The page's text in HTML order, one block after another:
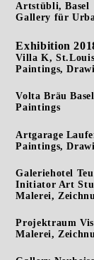
Artstübli, Basel
Gallery für
Exhibition
Villa K, St.Louis
Paintings,
Volta Bräu Basel
Paintings
Artgarage
Paintings,
Galeriehotel
Initiator Art
Malerei,
Projektraum
Malerei,